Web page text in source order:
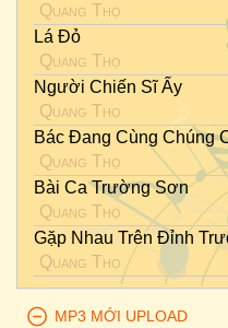
Quang Thọ
Lá Đỏ
Quang Thọ
Người Chiến Sĩ Ấy
Quang Thọ
Bác Đang Cùng Chúng
Quang Thọ
Bài Ca Trường Sơn
Quang Thọ
Gặp Nhau Trên Đỉnh
Quang Thọ
MP3 MỚI UPLOAD